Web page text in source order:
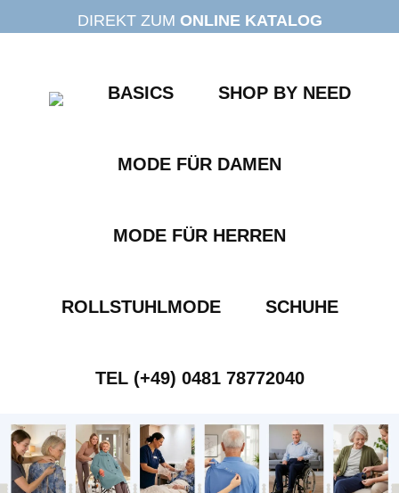
Inhalt
DIREKT ZUM ONLINE KATALOG
BASICS SHOP BY NEED
MODE FÜR DAMEN
MODE FÜR HERREN
ROLLSTUHLMODE SCHUHE
TEL (+49) 0481 78772040